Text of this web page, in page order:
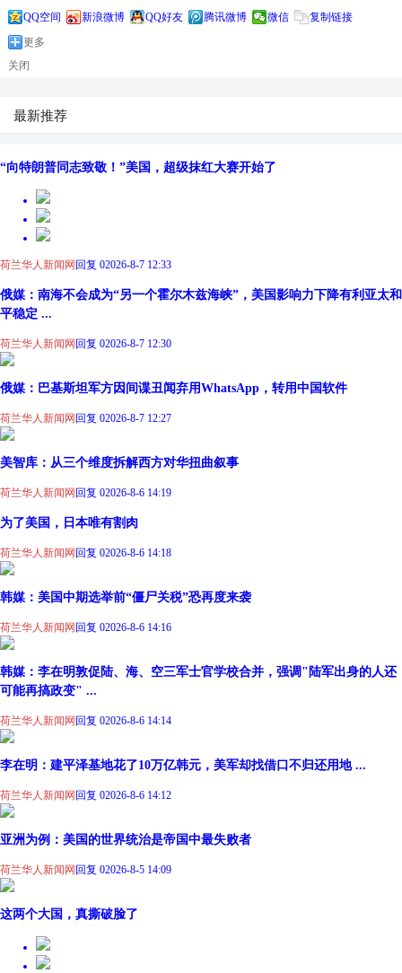
QQ空间 新浪微博 QQ好友 腾讯微博 微信
复制链接
更多
关闭
最新推荐
“向特朗普同志致敬！”美国，超级抹红大赛开始了
荷兰华人新闻网回复 02026-8-7 12:33
俄媒：南海不会成为“另一个霍尔木兹海峡”，美国影响力下降有利亚太和
平稳定 ...
荷兰华人新闻网回复 02026-8-7 12:30
俄媒：巴基斯坦军方因间谍丑闻弃用WhatsApp，转用中国软件
荷兰华人新闻网 回复 02026-8-7 12:27
美智库：从三个维度拆解西方对华扭曲叙事
荷兰华人新闻网 回复 02026-8-6 14:19
为了美国，日本唯有割肉
荷兰华人新闻网 回复 02026-8-6 14:18
韩媒：美国中期选举前“僵尸关税”恐再度来袭
荷兰华人新闻网 回复 02026-8-6 14:16
韩媒：李在明敦促陆、海、空三军士官学校合并，强调"陆军出身的人还
可能再搞政变" ...
荷兰华人新闻网 回复 02026-8-6 14:14
李在明：建平泽基地花了10万亿韩元，美军却找借口不归还用地 ...
荷兰华人新闻网 回复 02026-8-6 14:12
亚洲为例：美国的世界统治是帝国中最失败者
荷兰华人新闻网 回复 02026-8-5 14:09
这两个大国，真撕破脸了